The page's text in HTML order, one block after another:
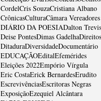
CordelCris SouzaCristiana Albano
CrônicasCulturaCâmara Vereadores
DIÁRIO DA POESIADalton
Deise PontesDimas GadelhaDireitos
DitaduraDiversidadeDocumentário
EDUCAÇÃOEditalEfemérides
Eleições 2022Empório Vírgula
Eric CostaErick BernardesErudito
EscrevivênciasEscritoras Negras
ExposiçãoEzequiel Alcântara